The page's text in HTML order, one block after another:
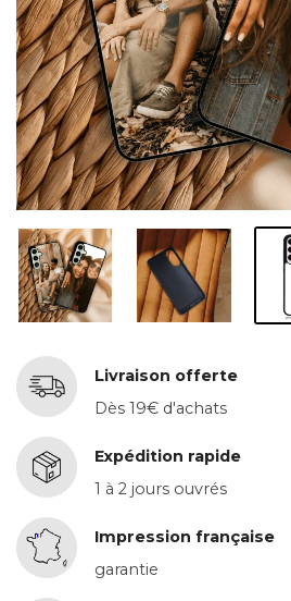
Livraison offerte
Dès 19€ d'achats
Expédition rapide
1 à 2 jours ouvrés
Impression française
garantie